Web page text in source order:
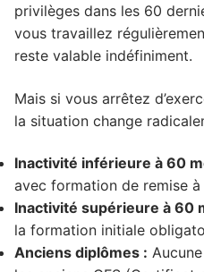
privilèges dans les 60
vous travaillez
reste valable indéfiniment.
Mais si vous arrêtez
la situation change
Inactivité inférieure à 60
avec formation de remise à
Inactivité supérieure à 60
la formation initiale
Anciens diplômes :